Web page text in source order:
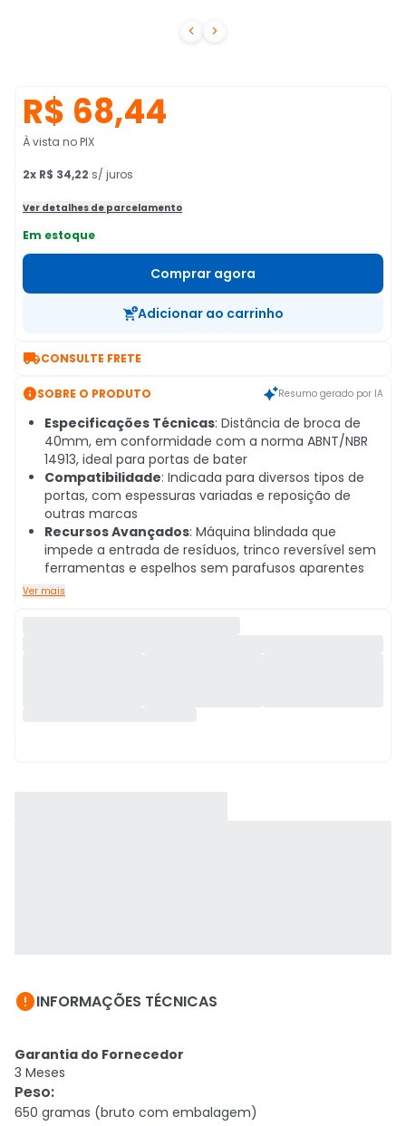
 
R$ 68,44
À vista no PIX
2x R$ 34,22 s/ juros
Ver detalhes de parcelamento
Em estoque
Comprar agora
Adicionar ao carrinho
CONSULTE FRETE
SOBRE O PRODUTO Resumo gerado por IA
Especificações Técnicas: Distância de broca de
40mm, em conformidade com a norma ABNT/NBR
14913, ideal para portas de bater
Compatibilidade: Indicada para diversos tipos de
portas, com espessuras variadas e reposição de
outras marcas
Recursos Avançados: Máquina blindada que
impede a entrada de resíduos, trinco reversível sem
ferramentas e espelhos sem parafusos aparentes
Ver mais
INFORMAÇÕES TÉCNICAS
Garantia do Fornecedor
3 Meses
Peso:
650 gramas (bruto com embalagem)